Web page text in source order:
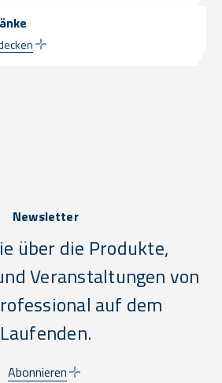
Newsletter
über die Produkte,
Veranstaltungen von
auf dem
Laufenden.
Abonnieren